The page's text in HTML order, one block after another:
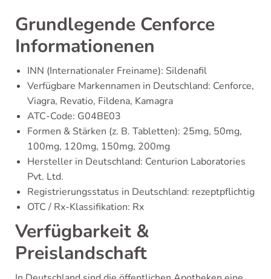
Grundlegende Cenforce
Informationenen
INN (Internationaler Freiname): Sildenafil
Verfügbare Markennamen in Deutschland: Cenforce,
Viagra, Revatio, Fildena, Kamagra
ATC-Code: G04BE03
Formen & Stärken (z. B. Tabletten): 25mg, 50mg,
100mg, 120mg, 150mg, 200mg
Hersteller in Deutschland: Centurion Laboratories
Pvt. Ltd.
Registrierungsstatus in Deutschland: rezeptpflichtig
OTC / Rx-Klassifikation: Rx
Verfügbarkeit &
Preislandschaft